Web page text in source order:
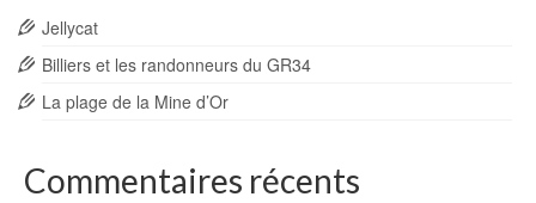
Jellycat
Billiers et les randonneurs du GR34
La plage de la Mine d’Or
Commentaires récents